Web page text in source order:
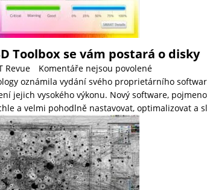
Toolbox se vám postará o disky
Revue
Komentáře nejsou povolené
oznámila vydání svého proprietárního
jejich vysokého výkonu. Nový software,
a velmi pohodlně nastavovat, optimalizovat a